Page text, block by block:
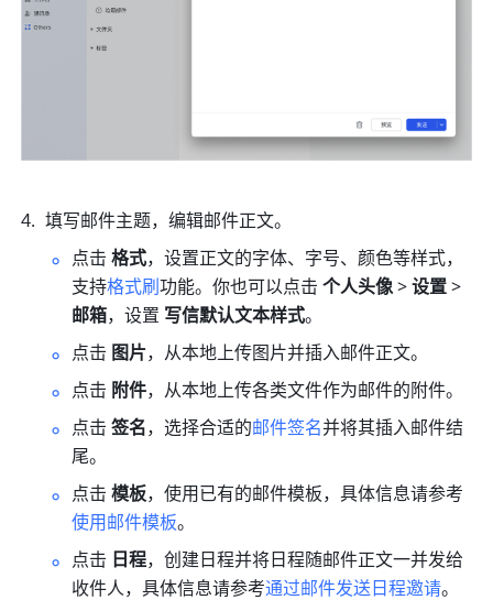
填写邮件主题，编辑邮件正文。
点击 格式，设置正文的字体、字号、颜色等样式，
支持格式刷功能。你也可以点击 个人头像 > 设置
邮箱，设置 写信默认文本样式。
点击 图片，从本地上传图片并插入邮件正文。
点击 附件，从本地上传各类文件作为邮件的附件。
点击 签名，选择合适的邮件签名并将其插入邮件结
尾。
点击 模板，使用已有的邮件模板，具体信息请参考
使用邮件模板。
点击 日程，创建日程并将日程随邮件正文一并发给
收件人，具体信息请参考通过邮件发送日程邀请。